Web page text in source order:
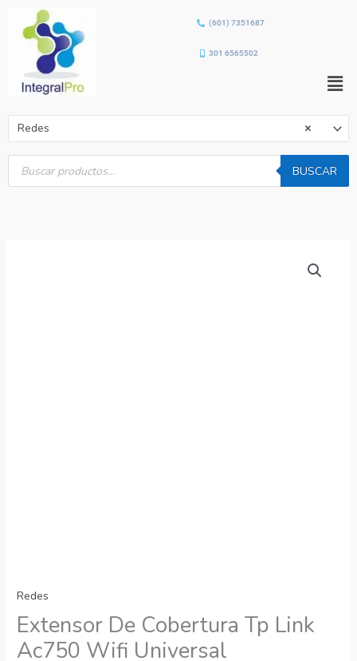
contenido
(601) 7351687
301 6565502
×
Redes
Búsqueda
productos
BUSCAR
Redes
Extensor De Cobertura Tp Link
Ac750 Wifi Universal